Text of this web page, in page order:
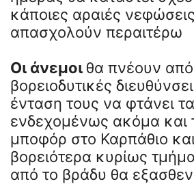
κάποιες αραιές
απασχολούν περαιτέρω
Οι άνεμοι θα πνέουν από
βορειοδυτικές
ένταση τους να φτάνει
ενδεχομένως ακόμα και
μποφόρ στο Καρπάθιο
βορειότερα κυρίως
από το βράδυ θα